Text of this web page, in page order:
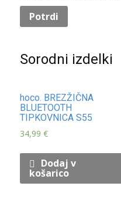
Sorodni izdelki
hoco. BREZŽIČNA
BLUETOOTH
TIPKOVNICA S55
34,99€
Dodaj v
košarico